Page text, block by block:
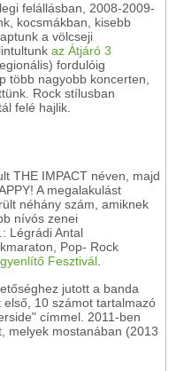
felállásban, 2008-2009-
kocsmákban, kisebb
a völcseji
az Átjáró 3
fordulóig
több nagyobb koncerten,
Rock stílusban
felé hajlik.
THE IMPACT néven, majd
A megalakulást
néhány szám, amiknek
nívós zenei
Légrádi Antal
Pop- Rock
Fesztivál
jutott a banda
10 számot tartalmazó
címmel. 2011-ben
melyek mostanában (2013